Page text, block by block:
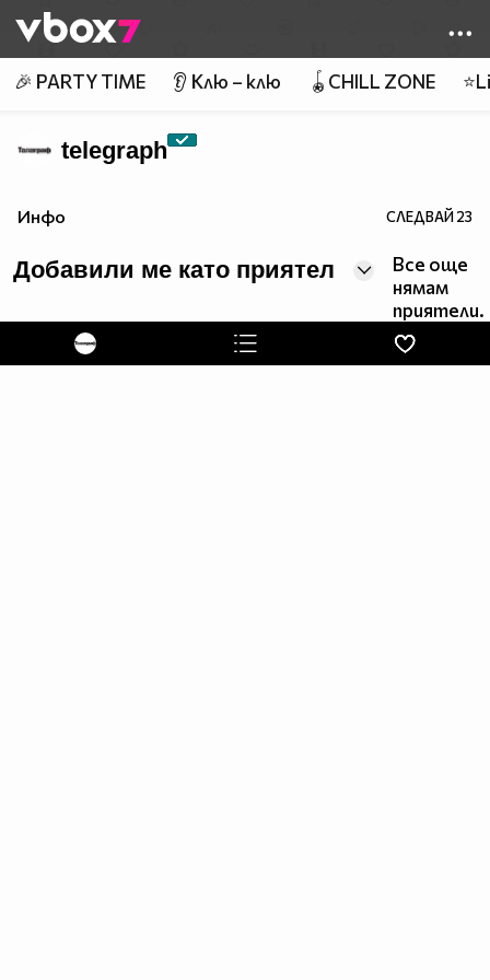
👾
🎉 PARTY TIME 👂 Клю – клю 🪀CHILL ZONE
telegraph
Инфо СЛЕДВАЙ23
Добавили ме като приятел
Все още
нямам
приятели.